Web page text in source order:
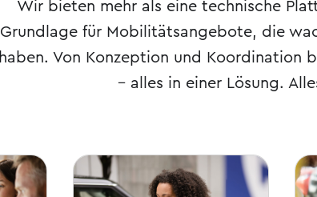
Wir bieten mehr als eine technische
Grundlage für Mobilitätsangebote, die
haben. Von Konzeption und Koordination
– alles in einer Lösung.